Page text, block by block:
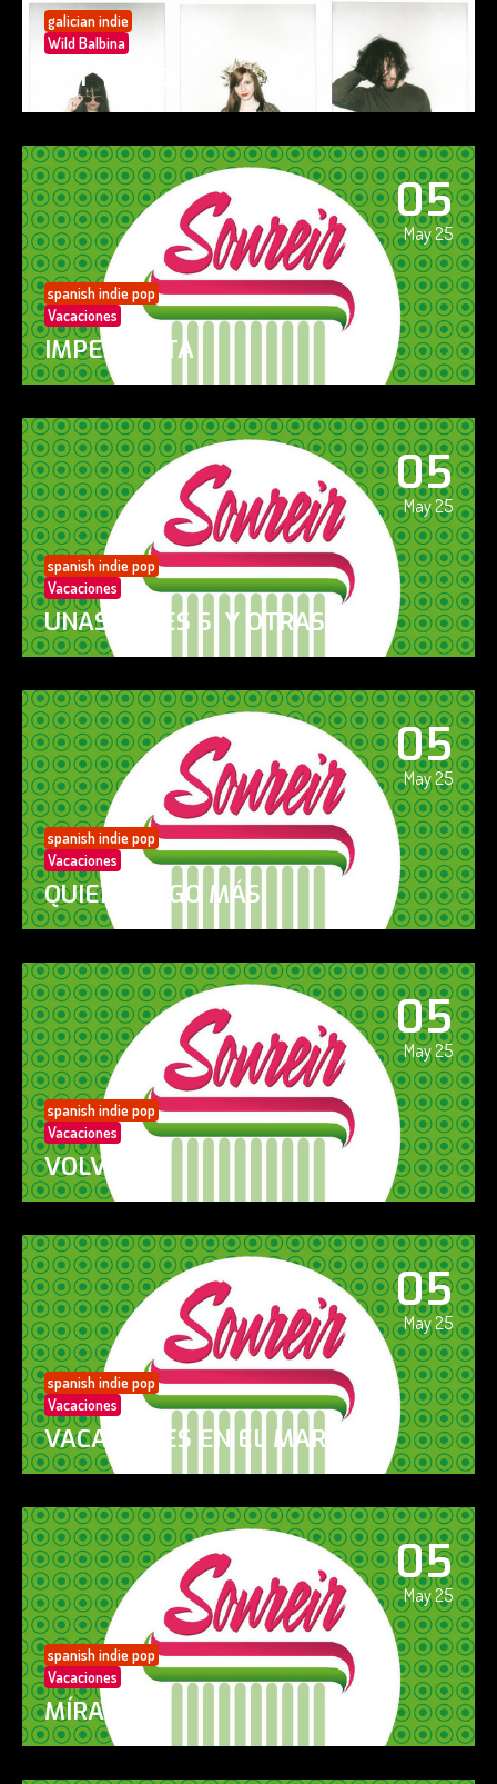
galician indie
Wild Balbina
EAT TACOS
05
May 25
spanish indie pop
Vacaciones
IMPERFECTA
05
May 25
spanish indie pop
Vacaciones
UNAS VECES SÍ Y OTRAS NO
05
May 25
spanish indie pop
Vacaciones
QUIERO ALGO MÁS
05
May 25
spanish indie pop
Vacaciones
VOLVERÁS
05
May 25
spanish indie pop
Vacaciones
VACACIONES EN EL MAR
05
May 25
spanish indie pop
Vacaciones
MÍRAME